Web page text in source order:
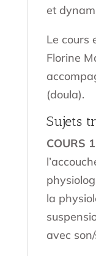
et
Le cours
Florine
(doula).
Sujets
COURS
la
avec